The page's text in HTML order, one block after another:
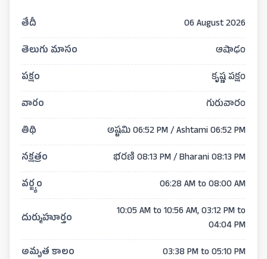
తేదీ
06 August 2026
తెలుగు మాసం
ఆషాఢం
పక్షం
కృష్ణ పక్షం
వారం
గురువారం
తిథి
అష్టమి 06:52 PM / Ashtami 06:52 PM
నక్షత్రం
భరణి 08:13 PM / Bharani 08:13 PM
వర్జ్యం
06:28 AM to 08:00 AM
దుర్ముహూర్తం
10:05 AM to 10:56 AM, 03:12 PM to
04:04 PM
అమృత కాలం
03:38 PM to 05:10 PM